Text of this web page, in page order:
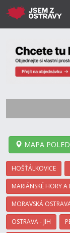
MAPA
HOŠŤÁLKOVICE
MARIÁNSKÉ HORY A
MORAVSKÁ
OSTRAVA - JIH